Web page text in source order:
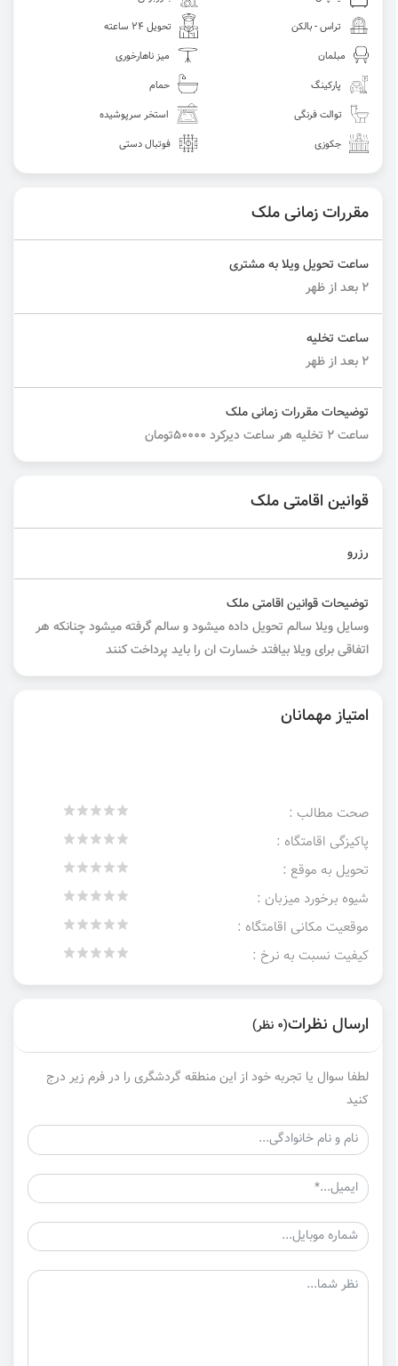
تراس - بالکن
تحویل 24 ساعته
مبلمان
میز ناهارخوری
پارکینگ
حمام
توالت فرنگی
استخر سرپوشیده
جکوزی
فوتبال دستی
مقررات زمانی ملک
ساعت تحویل ویلا به مشتری
۲ بعد از ظهر
ساعت تخلیه
۲ بعد از ظهر
توضیحات مقررات زمانی ملک
ساعت ۲ تخلیه هر ساعت دیرکرد ۵۰۰۰۰تومان
قوانین اقامتی ملک
رزرو
توضیحات قوانین اقامتی ملک
وسایل ویلا سالم تحویل داده میشود و سالم گرفته میشود چنانکه هر
اتفاقی برای ویلا بیافتد خسارت ان را باید پرداخت کنند
امتیاز مهمانان
صحت مطالب :
پاکیزگی اقامتگاه :
تحویل به موقع :
شیوه برخورد میزبان :
موقعیت مکانی اقامتگاه :
کیفیت نسبت به نرخ :
ارسال نظرات(0 نظر)
لطفا سوال یا تجربه خود از این منطقه گردشگری را در فرم زیر درج
کنید